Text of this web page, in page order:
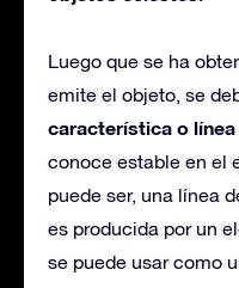
Luego que se ha
emite el objeto, se
característica o
conoce estable en el
puede ser, una línea
es producida por un
se puede usar como